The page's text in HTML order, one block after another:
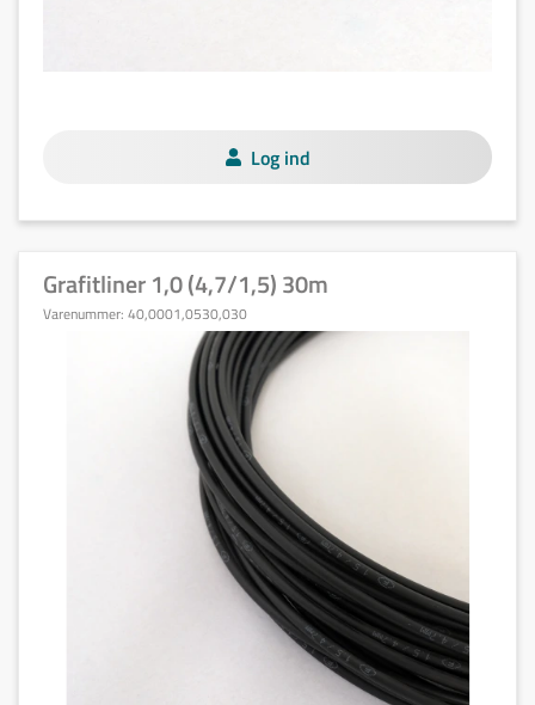
Log ind
Grafitliner 1,0 (4,7/1,5) 30m
Varenummer: 40,0001,0530,030